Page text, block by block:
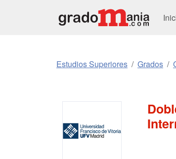
Estudios Superiores Grados